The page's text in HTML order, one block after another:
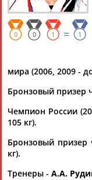
Ваш запрос:
Документы 1-10 из
Двадцать
антидопинговых
...мира Надежда
восемь лет...
(Проект:
0 0 1 = 1
мира (2006, 2009 -
Бронзовый призер
Чемпион России
105 кг).
Бронзовый призер
кг).
Тренеры - А.А.